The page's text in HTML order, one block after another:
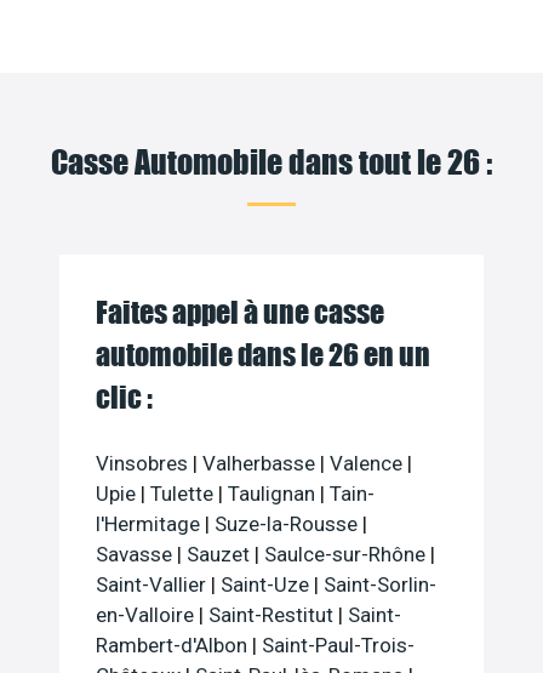
Casse Automobile dans tout le 26 :
Faites appel à une casse
automobile dans le 26 en un
clic :
Vinsobres | Valherbasse | Valence |
Upie | Tulette | Taulignan | Tain-
l'Hermitage | Suze-la-Rousse |
Savasse | Sauzet | Saulce-sur-Rhône |
Saint-Vallier | Saint-Uze | Saint-Sorlin-
en-Valloire | Saint-Restitut | Saint-
Rambert-d'Albon | Saint-Paul-Trois-